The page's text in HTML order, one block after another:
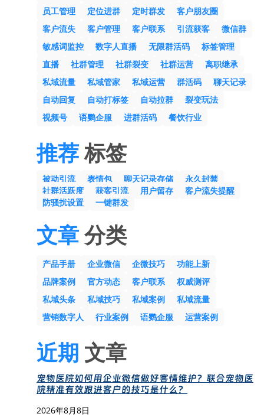
员工管理
定位进群 定时群发
客户朋友圈
客户流失
客户管理 客户联系 引流获客
微信群
敏感词监控
数字人直播 无限群活码
标签管理
直播
社群管理 社群裂变 社群运营
离职继承
私域流量
私域管家 私域运营 群活码
聊天记录
自动回复
自动打标签 自动拉群
裂变玩法
视频号
语鹦企服 进群活码 餐饮行业
推荐标签
被动引流 表情包 聊天记录存储
永久封禁
社群活跃度
获客引流 用户留存
客户流失提醒
防骚扰设置
一键群发
文章分类
产品手册 企业微信 企微技巧
功能上新
品牌案例
官方动态 客户联系
权威测评
私域头条
私域技巧 私域案例
私域流量
营销数字人
行业案例 语鹦企服 运营案例
近期 文章
宠物医院如何用企业微信做好客情维护？联合宠物医
院精准有效跟进客户的技巧是什么？
2026年8月8日